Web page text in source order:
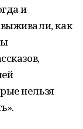
и
как
нельзя